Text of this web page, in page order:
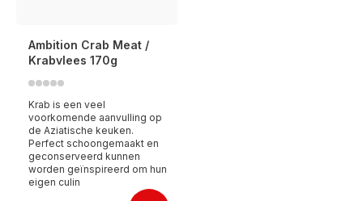
Ambition Crab Meat /
Krabvlees 170g
Krab is een veel
voorkomende aanvulling op
de Aziatische keuken.
Perfect schoongemaakt en
geconserveerd kunnen
worden geïnspireerd om hun
eigen culin